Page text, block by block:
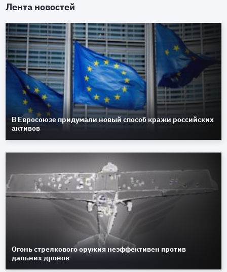
Лента новостей
В Евросоюзе придумали новый способ кражи российских
активов
Огонь стрелкового оружия неэффективен против
дальних дронов